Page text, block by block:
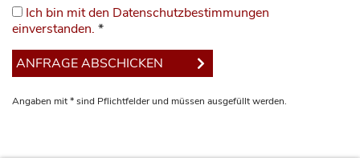
Ich bin mit den Datenschutzbestimmungen
einverstanden. *
Angaben mit * sind Pflichtfelder und müssen ausgefüllt werden.